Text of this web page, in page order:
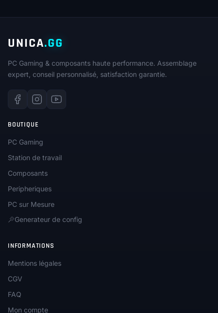
UNICA.GG
PC Gaming & composants haute performance. Assemblage
expert, conseil personnalisé, satisfaction garantie.
BOUTIQUE
PC Gaming
Station de travail
Composants
Peripheriques
PC sur Mesure
Generateur de config
INFORMATIONS
Mentions légales
CGV
FAQ
Mon compte